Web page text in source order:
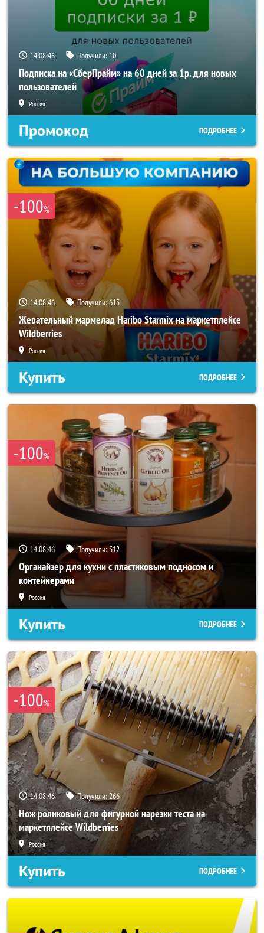
14:08:43 Получили: 10
Подписка на «СберПрайм» на 60 дней за 1р. для новых
пользователей
Россия
Промокод ПОДРОБНЕЕ
-100%
14:08:43 Получили:613
Жевательный мармелад Haribo Starmix на маркетплейсе
Wildberries
Россия
Купить ПОДРОБНЕЕ
-100%
14:08:43 Получили:312
Органайзер для кухни с пластиковым подносом и
контейнерами
Россия
Купить ПОДРОБНЕЕ
-100%
14:08:43 Получили:266
Нож роликовый для фигурной нарезки теста на
маркетплейсе Wildberries
Россия
Купить ПОДРОБНЕЕ